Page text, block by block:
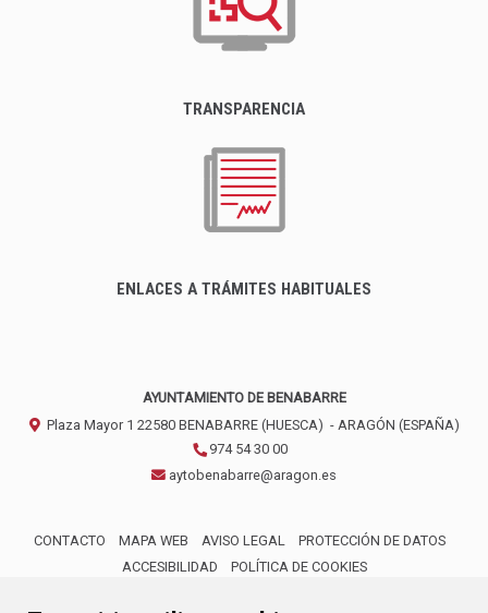
TRANSPARENCIA
ENLACES A TRÁMITES HABITUALES
AYUNTAMIENTO DE BENABARRE
Plaza Mayor 1 22580 BENABARRE (HUESCA) - ARAGÓN (ESPAÑA)
974 54 30 00
aytobenabarre@aragon.es
CONTACTO MAPA WEB AVISO LEGAL
PROTECCIÓN DE DATOS
ACCESIBILIDAD
POLÍTICA DE COOKIES